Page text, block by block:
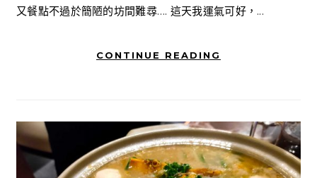
又餐點不過於簡陋的坊間難尋…. 這天我運氣可好，...
CONTINUE READING